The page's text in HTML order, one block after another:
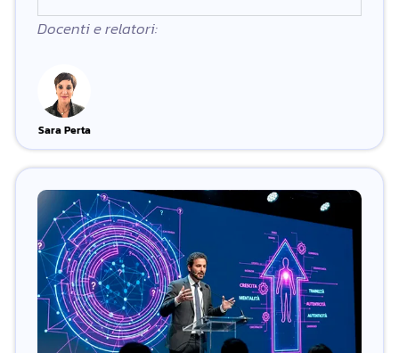
Docenti e relatori:
Sara Perta